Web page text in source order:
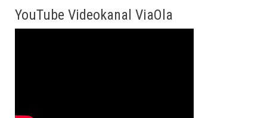
YouTube Videokanal ViaOla